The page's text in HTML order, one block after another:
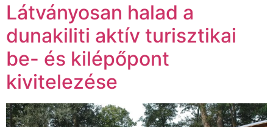
Látványosan halad a
dunakiliti aktív turisztikai
be- és kilépőpont
kivitelezése